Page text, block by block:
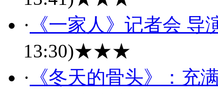
· 《一家人》记者会 导
13:30)★★★
· 《冬天的骨头》：充